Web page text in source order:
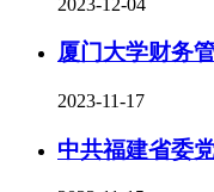
厦门大学财务
2023-11-17
中共福建省委